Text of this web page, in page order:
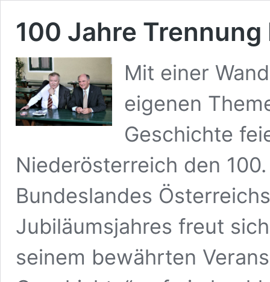
100 Jahre
Mit einer
eigenen
Geschichte
Niederösterreich den
Bundeslandes
Jubiläumsjahres freut
seinem bewährten